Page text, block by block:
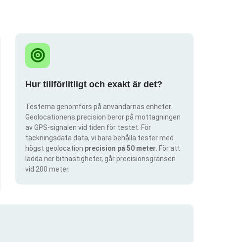
Hur tillförlitligt och exakt är det?
Testerna genomförs på användarnas enheter.
Geolocationens precision beror på mottagningen
av GPS-signalen vid tiden för testet. För
täckningsdata data, vi bara behålla tester med
högst geolocation precision på 50 meter . För att
ladda ner bithastigheter, går precisionsgränsen
vid 200 meter.